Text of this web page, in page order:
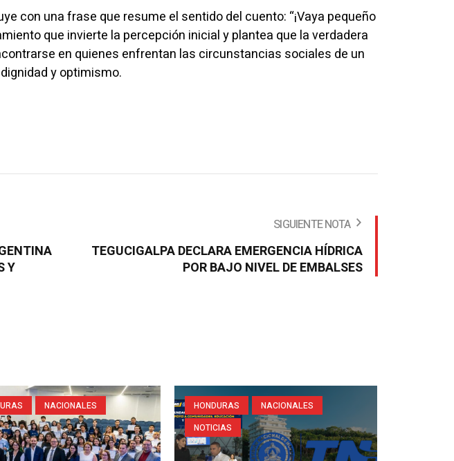
con una frase que resume el sentido del cuento: “¡Vaya pequeño
que invierte la percepción inicial y plantea que la verdadera
en quienes enfrentan las circunstancias sociales de un
y optimismo.
Y
SIGUIENTE NOTA
TEGUCIGALPA DECLARA EMERGENCIA HÍDRICA
POR BAJO NIVEL DE EMBALSES
NACIONALES HONDURAS
NACIONALES
NOTICIAS